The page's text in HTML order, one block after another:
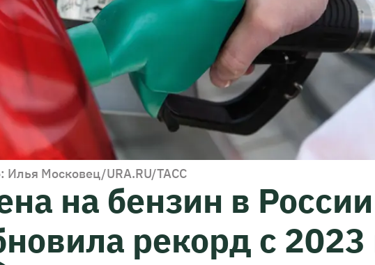
Илья Московец/URA.RU/ТАСС
на бензин в России
рекорд с 2023